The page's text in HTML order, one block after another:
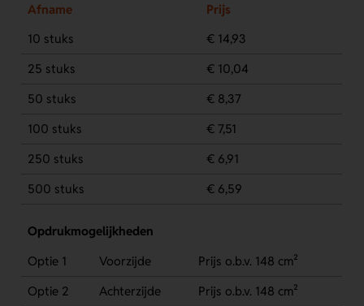
Afname
Prijs
10 stuks
€ 14,93
25 stuks
€ 10,04
50 stuks
€ 8,37
100 stuks
€ 7,51
250 stuks
€ 6,91
500 stuks
€ 6,59
Opdrukmogelijkheden
Optie 1
Voorzijde
Prijs o.b.v. 148 cm²
Optie 2
Achterzijde
Prijs o.b.v. 148 cm²